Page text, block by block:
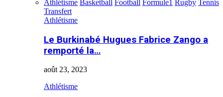
Athlétisme Basketball Football Formule1 Rugby Tennis
Transfert
Athlétisme
Le Burkinabé Hugues Fabrice Zango a
remporté la…
août 23, 2023
Athlétisme